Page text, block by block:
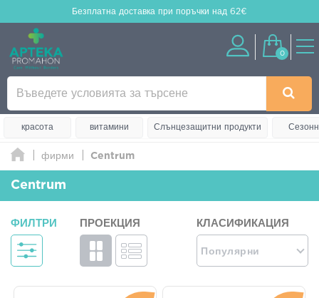
Безплатна доставка при поръчки над 62€
0
красота витамини Слънцезащитни продукти
фирми Centrum
Centrum
ФИЛТРИ ПРОЕКЦИЯ КЛАСИФИКАЦИЯ
Популярни